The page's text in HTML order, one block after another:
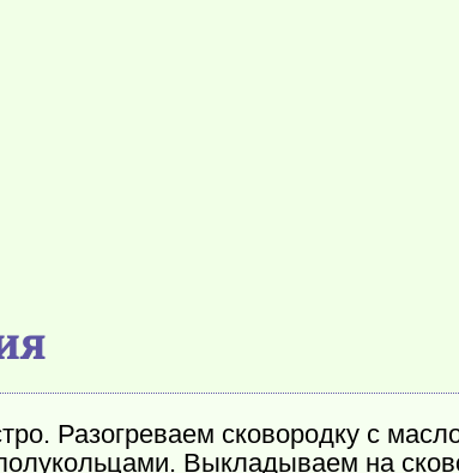
Разогреваем сковородку с
Выкладываем на